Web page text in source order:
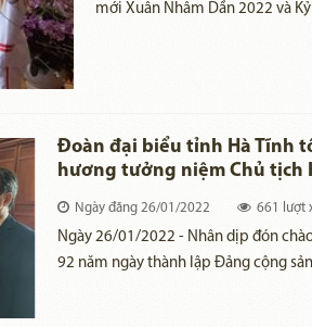
mới Xuân Nhâm Dần 2022 và
Cộng Sản Việt Nam đoàn đại
UBMTTQ tỉnh Nghệ An đã về
yêu.
Đoàn đại biểu tỉnh Hà Tĩnh
hương tưởng niệm Chủ tịch
Ngày đăng26/01/2022 661 lượt
Ngày 26/01/2022 - Nhân dịp đón
92 năm ngày thành lập Đảng cộng
HĐND- UBND- UBMTTQ tỉnh Hà Tĩnh
lễ dâng hương, dâng hoa, tưởng